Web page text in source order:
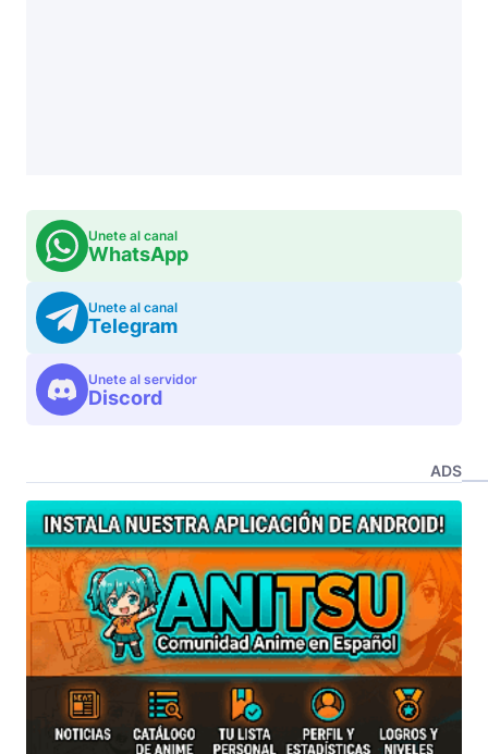
Unete al canal
WhatsApp
Unete al canal
Telegram
Unete al servidor
Discord
ADS